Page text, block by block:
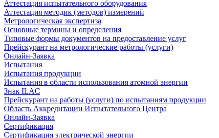
Аттестация испытательного оборудования
Аттестация методик (методов) измерений
Метрологическая экспертиза
Основные термины и определения
Типовые формы документов на предоставление услуг
Прейскурант на метрологические работы (услуги)
Онлайн-Заявка
Испытания
Испытания продукции
Испытания в области использования атомной энергии
Знак ILAC
Прейскурант на работы (услуги) по испытаниям продукции
Область Аккредитации Испытательного Центра
Онлайн-Заявка
Сертификация
Сертификация электрической энергии